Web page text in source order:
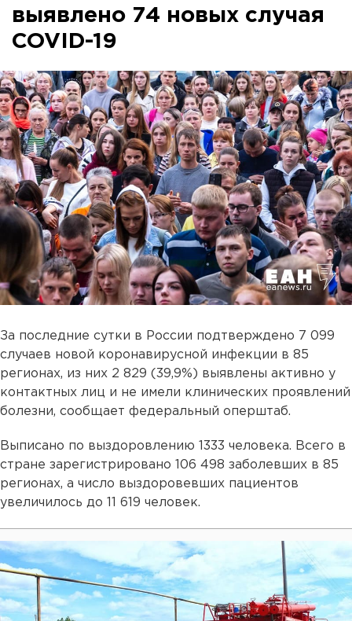
выявлено 74 новых случая
COVID-19
За последние сутки в России подтверждено 7 099
случаев новой коронавирусной инфекции в 85
регионах, из них 2 829 (39,9%) выявлены активно у
контактных лиц и не имели клинических проявлений
болезни, сообщает федеральный оперштаб.
Выписано по выздоровлению 1333 человека. Всего в
стране зарегистрировано 106 498 заболевших в 85
регионах, а число выздоровевших пациентов
увеличилось до 11 619 человек.